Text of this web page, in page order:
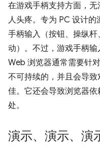
在游戏手柄支持方面，
人头疼。专为 PC 设计
手柄输入（按钮、操纵
动）。不过，游戏手柄输
Web 浏览器通常需要针
不可持续的，并且会导
佳。它还会导致浏览器
处。
演示、演示、演